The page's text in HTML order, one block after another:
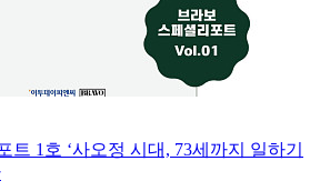
트 1호 ‘사오정 시대, 73세까지 일하기